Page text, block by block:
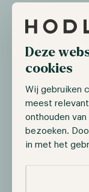
Deze
cookies
Wij gebruiken
meest
onthouden van
bezoeken.
in met het